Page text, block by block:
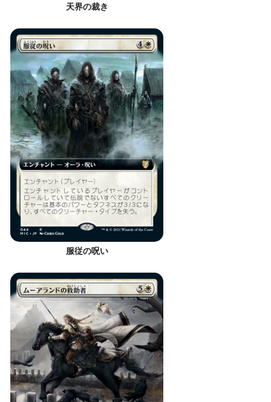
天界の裁き
服従の呪い